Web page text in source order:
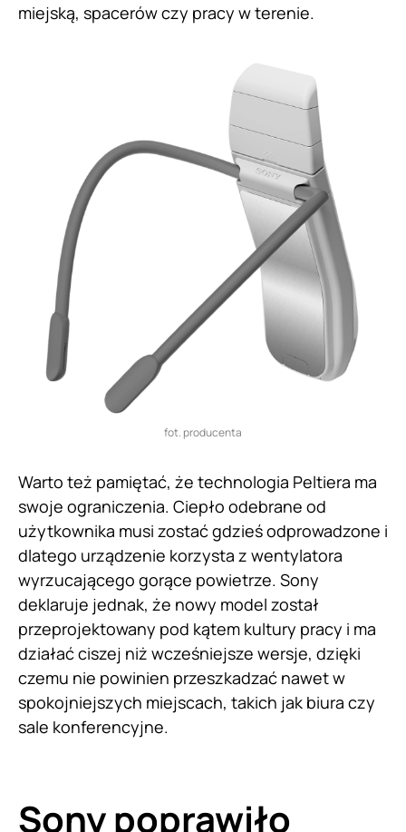
miejską, spacerów czy pracy w terenie.
fot. producenta
Warto też pamiętać, że technologia Peltiera ma
swoje ograniczenia. Ciepło odebrane od
użytkownika musi zostać gdzieś odprowadzone i
dlatego urządzenie korzysta z wentylatora
wyrzucającego gorące powietrze. Sony
deklaruje jednak, że nowy model został
przeprojektowany pod kątem kultury pracy i ma
działać ciszej niż wcześniejsze wersje, dzięki
czemu nie powinien przeszkadzać nawet w
spokojniejszych miejscach, takich jak biura czy
sale konferencyjne.
Sony poprawiło